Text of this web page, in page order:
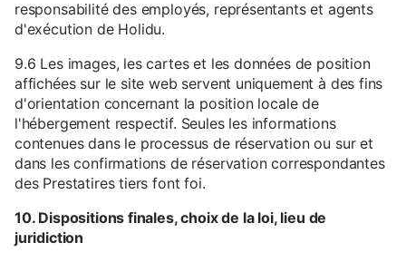
responsabilité des employés, représentants et agents
d'exécution de Holidu.
9.6 Les images, les cartes et les données de position
affichées sur le site web servent uniquement à des fins
d'orientation concernant la position locale de
l'hébergement respectif. Seules les informations
contenues dans le processus de réservation ou sur et
dans les confirmations de réservation correspondantes
des Prestatires tiers font foi.
10. Dispositions finales, choix de la loi, lieu de
juridiction